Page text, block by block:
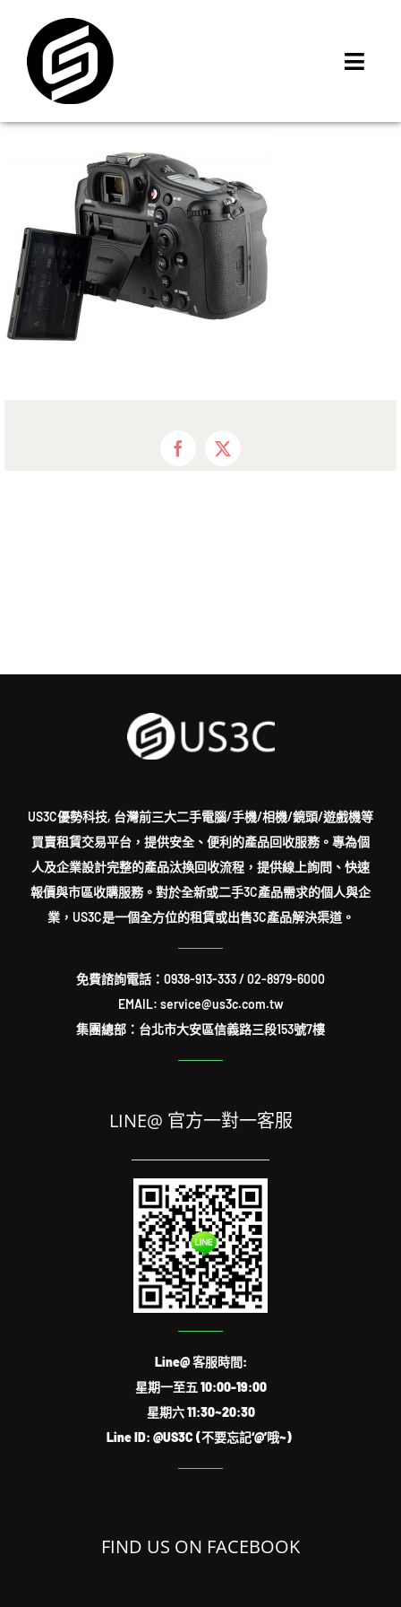
content
iMCheck APP
iPhone 回收價
線上商城
3C租賃
MSI 舊換新
Facebook
X
US3C優勢科技, 台灣前三大二手電腦/手機/相機/鏡頭/遊戲機等
買賣租賃交易平台，提供安全、便利的產品回收服務。專為個
人及企業設計完整的產品汰換回收流程，提供線上詢問、快速
報價與市區收購服務。對於全新或二手3C產品需求的個人與企
業，US3C是一個全方位的租賃或出售3C產品解決渠道。
免費諮詢電話： 0938-913-333/02-8979-6000
EMAIL: service@us3c.com.tw
集團總部：台北市大安區信義路三段153號7樓
LINE@ 官方一對一客服
Line@ 客服時間:
星期一至五 10:00-19:00
星期六 11:30~20:30
Line ID: @US3C (不要忘記‘@’哦~)
FIND US ON FACEBOOK